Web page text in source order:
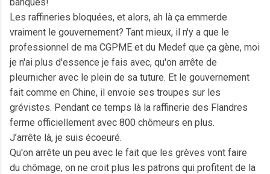
Les raffineries bloquées, et alors, ah là ça emmerde
vraiment le gouvernement? Tant mieux, il n'y a que le
professionnel de ma CGPME et du Medef que ça gène, moi
je n'ai plus d'essence je fais avec, qu'on arrête de
pleurnicher avec le plein de sa tuture. Et le gouvernement
fait comme en Chine, il envoie ses troupes sur les
grévistes. Pendant ce temps là la raffinerie des Flandres
ferme officiellement avec 800 chômeurs en plus.
J’arrête là, je suis écoeuré.
Qu'on arrête un peu avec le fait que les grèves vont faire
du chômage, on ne croit plus les patrons qui profitent de la